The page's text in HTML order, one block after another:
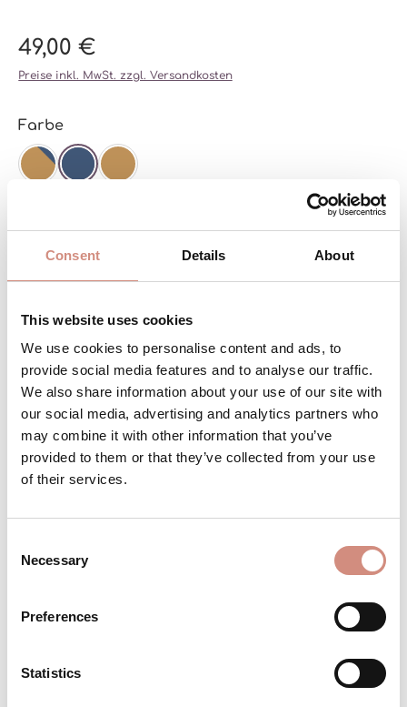
Consent Details About
This website uses cookies
We use cookies to personalise content and ads, to
provide social media features and to analyse our traffic.
We also share information about your use of our site with
our social media, advertising and analytics partners who
may combine it with other information that you’ve
provided to them or that they’ve collected from your use
of their services.
Selection
Necessary
Preferences
Statistics
49,00 €
Preise inkl. MwSt. zzgl. Versandkosten
Farbeauswählen
CAMEL/NAVY
NAVY CAMEL/CAMEL
L/XL XS/S/M
Produkt Anzahl: Gib den
Stk IN DEN WARENKORB
Produktnummer:BE-EWJ-l/xl-na/ca
Für Zwillinge / Tandemtragen als zweiten
Außenseite: 100% reiner Wollwalk aus
BEWERTUNGEN